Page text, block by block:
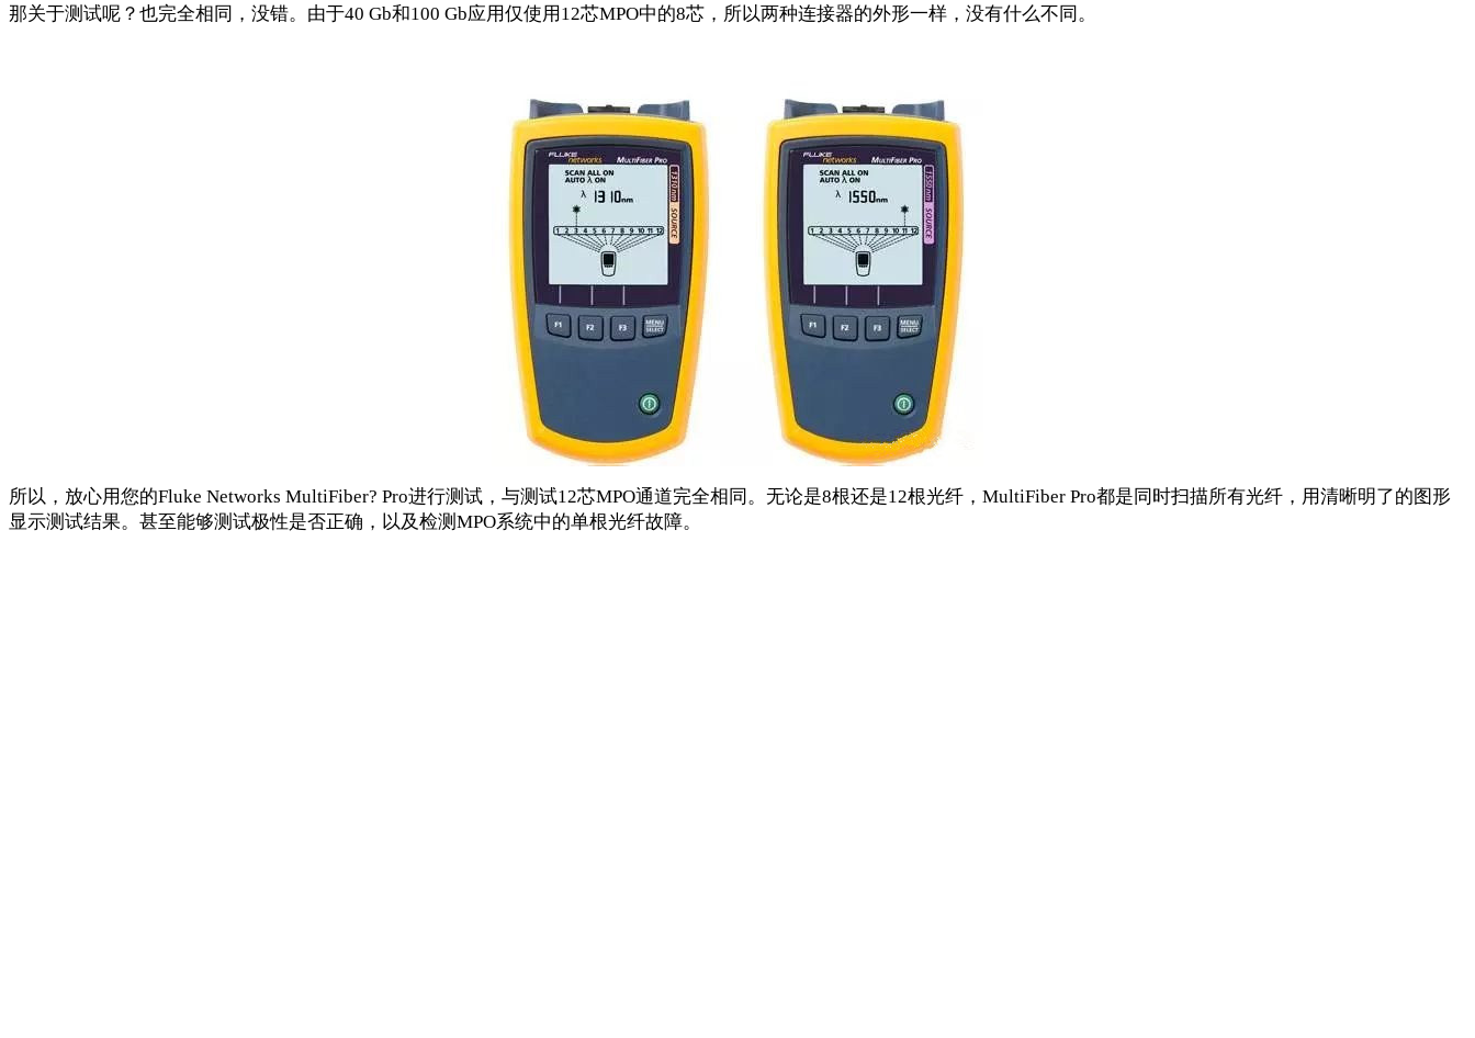
那关于测试呢？也完全相同，没错。由于40 Gb和100 Gb应用仅使用 12芯MPO中的8芯，所以两种连接器的外形一样，没有什么不同。
所以，放心用您的Fluke Networks MultiFiber? Pro进行测试，与测试12芯MPO通道完全相同。无论是8根还是12根光纤， MultiFiber Pro都是同时扫描所有光纤，用清晰明了的图形
显示测试结果。甚至能够测试极性是否正确，以及检测 MPO系统中的单根光纤故障。